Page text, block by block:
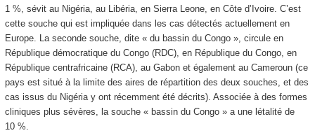
1 %, sévit au Nigéria, au Libéria, en Sierra Leone, en Côte d’Ivoire. C’est
cette souche qui est impliquée dans les cas détectés actuellement en
Europe. La seconde souche, dite « du bassin du Congo », circule en
République démocratique du Congo (RDC), en République du Congo, en
République centrafricaine (RCA), au Gabon et également au Cameroun (ce
pays est situé à la limite des aires de répartition des deux souches, et des
cas issus du Nigéria y ont récemment été décrits). Associée à des formes
cliniques plus sévères, la souche « bassin du Congo » a une létalité de
10 %.